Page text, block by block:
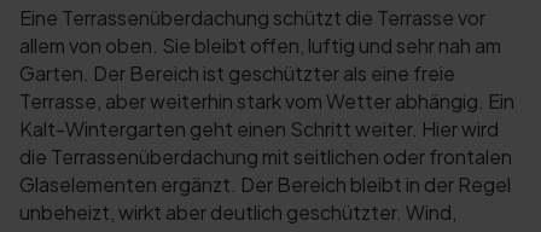
Eine Terrassenüberdachung schützt die Terrasse vor
allem von oben. Sie bleibt offen, luftig und sehr nah am
Garten. Der Bereich ist geschützter als eine freie
Terrasse, aber weiterhin stark vom Wetter abhängig. Ein
Kalt-Wintergarten geht einen Schritt weiter. Hier wird
die Terrassenüberdachung mit seitlichen oder frontalen
Glaselementen ergänzt. Der Bereich bleibt in der Regel
unbeheizt, wirkt aber deutlich geschützter. Wind,